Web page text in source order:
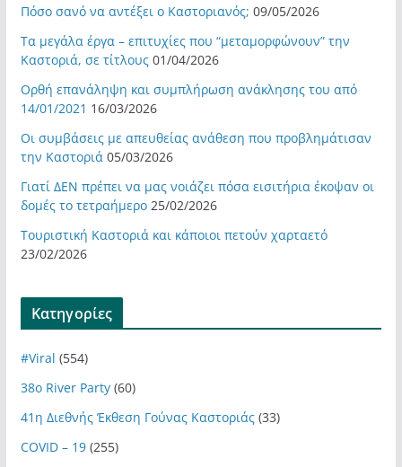
Πόσο σανό να αντέξει ο Καστοριανός; 09/05/2026
Τα μεγάλα έργα – επιτυχίες που “μεταμορφώνουν” την
Καστοριά, σε τίτλους 01/04/2026
Ορθή επανάληψη και συμπλήρωση ανάκλησης του από
14/01/2021 16/03/2026
Οι συμβάσεις με απευθείας ανάθεση που προβλημάτισαν
την Καστοριά 05/03/2026
Γιατί ΔΕΝ πρέπει να μας νοιάζει πόσα εισιτήρια έκοψαν οι
δομές το τετραήμερο 25/02/2026
Τουριστική Καστοριά και κάποιοι πετούν χαρταετό
23/02/2026
Kατηγορίες
#Viral (554)
38ο River Party(60)
41η Διεθνής Έκθεση Γούνας Καστοριάς(33)
COVID – 19(255)